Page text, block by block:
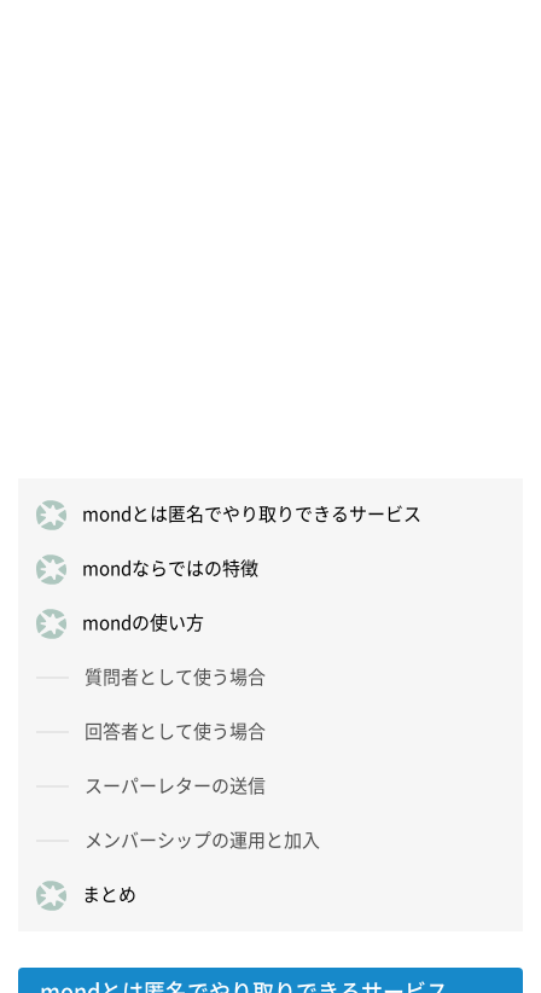
mondとは匿名でやり取りできるサービス
mondならではの特徴
mondの使い方
質問者として使う場合
回答者として使う場合
スーパーレターの送信
メンバーシップの運用と加入
まとめ